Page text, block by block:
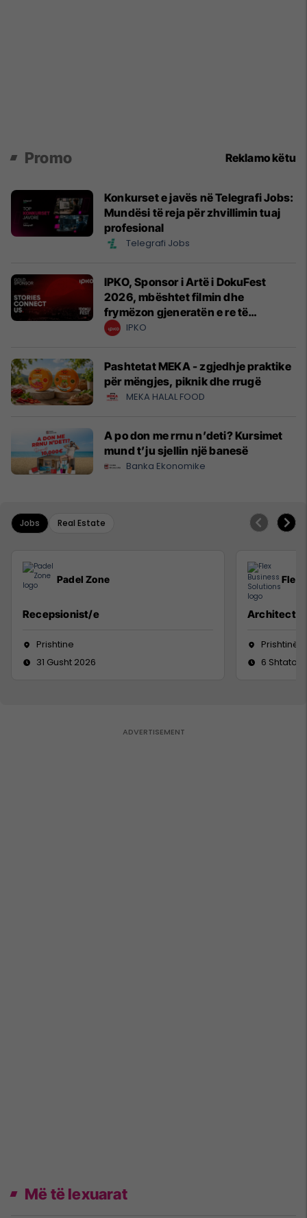
Promo Reklamo këtu
Konkurset e javës në Telegrafi Jobs:
Mundësi të reja për zhvillimin tuaj
profesional
Telegrafi Jobs
IPKO, Sponsor i Artë i DokuFest
2026, mbështet filmin dhe
frymëzon gjeneratën e re të
krijuesve
IPKO
Pashtetat MEKA - zgjedhje praktike
për mëngjes, piknik dhe rrugë
MEKA HALAL FOOD
A po don me rrnu n’deti? Kursimet
mund t’ju sjellin një banesë
Banka Ekonomike
Jobs Real Estate
Padel Zone
Recepsionist/e
Prishtine
31 Gusht 2026
Flex
Architect
Prishtinë
6 Shtator
Më të lexuarat